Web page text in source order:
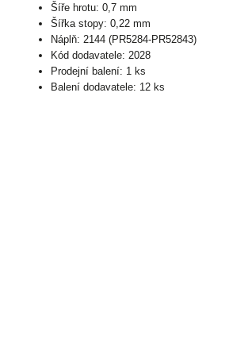
Šíře hrotu: 0,7 mm
Šířka stopy: 0,22 mm
Náplň: 2144 (PR5284-PR52843)
Kód dodavatele: 2028
Prodejní balení: 1 ks
Balení dodavatele: 12 ks